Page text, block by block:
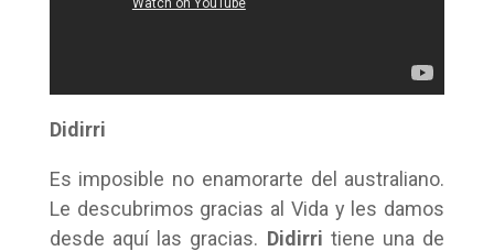
Didirri
Es imposible no enamorarte del australiano.
Le descubrimos gracias al Vida y les damos
desde aquí las gracias. Didirri tiene una de